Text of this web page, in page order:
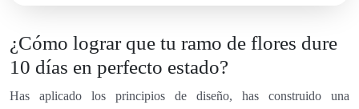
¿Cómo lograr que tu ramo de flores dure
10 días en perfecto estado?
Has aplicado los principios de diseño, has construido una